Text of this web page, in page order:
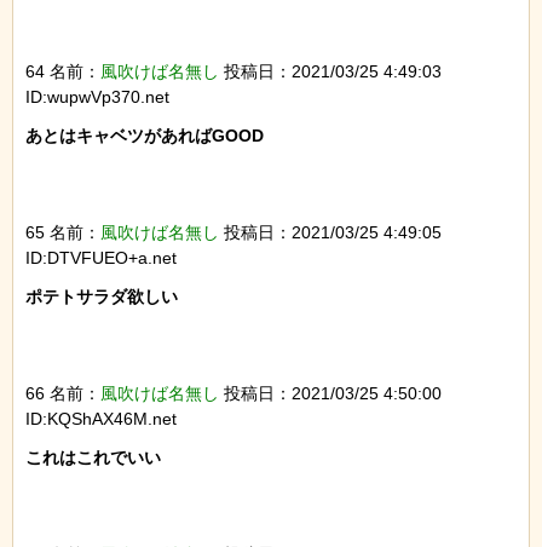
64 名前： 風吹けば名無し 投稿日：2021/03/25 4:49:03
ID:wupwVp370.net
あとはキャベツがあればGOOD
65 名前： 風吹けば名無し 投稿日：2021/03/25 4:49:05
ID:DTVFUEO+a.net
ポテトサラダ欲しい
66 名前： 風吹けば名無し 投稿日：2021/03/25 4:50:00
ID:KQShAX46M.net
これはこれでいい